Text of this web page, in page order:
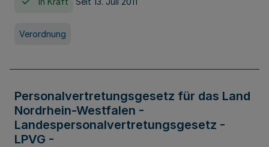
Verordnung
Personalvertretungsgesetz für das Land
Nordrhein-Westfalen -
Landespersonalvertretungsgesetz -
LPVG -